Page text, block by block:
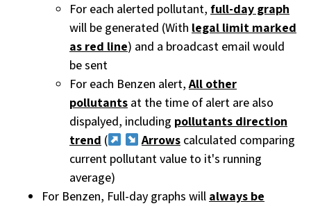
For each alerted pollutant, full-day graph
will be generated (With legal limit marked
as red line) and a broadcast email would
be sent
For each Benzen alert,All other
pollutants at the time of alert are also
dispalyed, including pollutants direction
trend ( Arrows calculated comparing
current pollutant value to it's running
average)
For Benzen, Full-day graphs will always be